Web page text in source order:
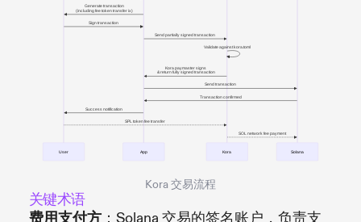
Kora 交易流程
关键术语